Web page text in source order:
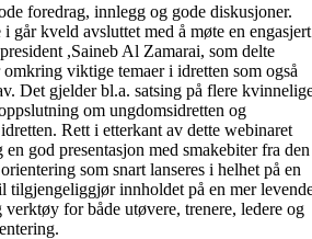
foredrag, innlegg og gode diskusjoner.
går kveld avsluttet med å møte en engasjert
,Saineb Al Zamarai, som delte
viktige temaer i idretten som også
Det gjelder bl.a. satsing på flere
om ungdomsidretten og
Rett i etterkant av dette webinaret
en god presentasjon med smakebiter fra den
som snart lanseres i helhet på en
tilgjengeliggjør innholdet på en mer
for både utøvere, trenere, ledere og